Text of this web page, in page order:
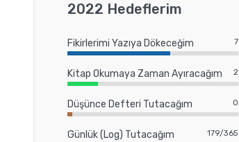
2022 Hedeflerim
Fikirlerimi Yazıya Dökeceğim 7
Kitap Okumaya Zaman Ayıracağım 2
Düşünce Defteri Tutacağım 0
Günlük (Log) Tutacağım 179/365